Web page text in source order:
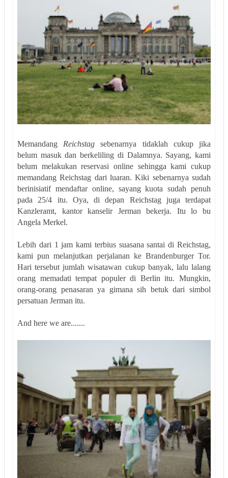
MemandangReichstag sebenarnya tidaklah cukup jika
belum masuk dan berkeliling di Dalamnya. Sayang, kami
belum melakukan reservasi online sehingga kami cukup
memandang Reichstag dari luaran. Kiki sebenarnya sudah
berinisiatif mendaftar online, sayang kuota sudah penuh
pada 25/4 itu. Oya, di depan Reichstag juga terdapat
Kanzleramt, kantor kanselir Jerman bekerja. Itu lo bu
Angela Merkel.
Lebih dari 1 jam kami terbius suasana santai di Reichstag,
kami pun melanjutkan perjalanan ke Brandenburger Tor.
Hari tersebut jumlah wisatawan cukup banyak, lalu lalang
orang memadati tempat populer di Berlin itu. Mungkin,
orang-orang penasaran ya gimana sih betuk dari simbol
persatuan Jerman itu.
And here we are.......